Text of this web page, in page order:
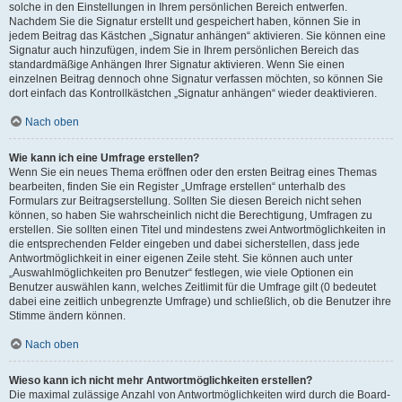
solche in den Einstellungen in Ihrem persönlichen Bereich entwerfen.
Nachdem Sie die Signatur erstellt und gespeichert haben, können Sie in
jedem Beitrag das Kästchen „Signatur anhängen“ aktivieren. Sie können eine
Signatur auch hinzufügen, indem Sie in Ihrem persönlichen Bereich das
standardmäßige Anhängen Ihrer Signatur aktivieren. Wenn Sie einen
einzelnen Beitrag dennoch ohne Signatur verfassen möchten, so können Sie
dort einfach das Kontrollkästchen „Signatur anhängen“ wieder deaktivieren.
Nach oben
Wie kann ich eine Umfrage erstellen?
Wenn Sie ein neues Thema eröffnen oder den ersten Beitrag eines Themas
bearbeiten, finden Sie ein Register „Umfrage erstellen“ unterhalb des
Formulars zur Beitragserstellung. Sollten Sie diesen Bereich nicht sehen
können, so haben Sie wahrscheinlich nicht die Berechtigung, Umfragen zu
erstellen. Sie sollten einen Titel und mindestens zwei Antwortmöglichkeiten in
die entsprechenden Felder eingeben und dabei sicherstellen, dass jede
Antwortmöglichkeit in einer eigenen Zeile steht. Sie können auch unter
„Auswahlmöglichkeiten pro Benutzer“ festlegen, wie viele Optionen ein
Benutzer auswählen kann, welches Zeitlimit für die Umfrage gilt (0 bedeutet
dabei eine zeitlich unbegrenzte Umfrage) und schließlich, ob die Benutzer ihre
Stimme ändern können.
Nach oben
Wieso kann ich nicht mehr Antwortmöglichkeiten erstellen?
Die maximal zulässige Anzahl von Antwortmöglichkeiten wird durch die Board-